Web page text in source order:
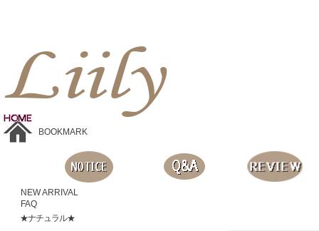
BOOKMARK
NEW ARRIVAL
FAQ
★ナチュラル★